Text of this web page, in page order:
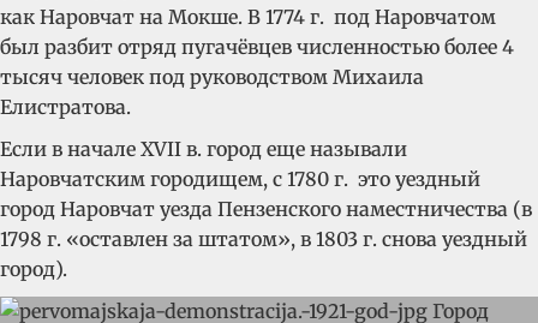
как Наровчат на Мокше. В 1774 г. под Наровчатом
был разбит отряд пугачёвцев численностью более 4
тысяч человек под руководством Михаила
Елистратова.
Если в начале XVII в. город еще называли
Наровчатским городищем, с 1780 г. это уездный
город Наровчат уезда Пензенского наместничества (в
1798 г. «оставлен за штатом», в 1803 г. снова уездный
город).